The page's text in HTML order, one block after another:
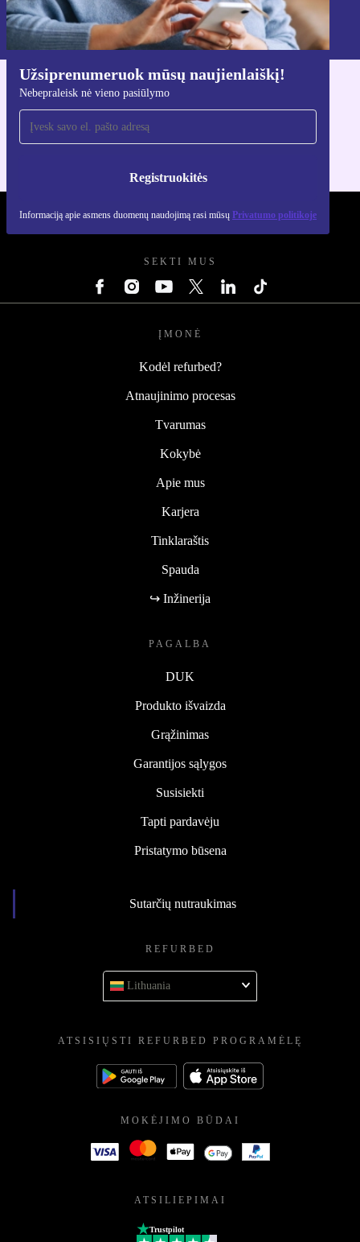
Užsiprenumeruok mūsų naujienlaiškį!
Nebepraleisk nė vieno pasiūlymo
Registruokitės
Informaciją apie asmens duomenų naudojimą rasi mūsų Privatumo politikoje
Informaciją apie asmens duomenų naudojimą rasi mūsų
Privatumo politikoje
Atsisiųsti refurbed programėlę
Skirta iOS ir Android
REFURBED LIETUVA - RETHINK NEW.
SEKTI MUS
ĮMONĖ
Kodėl refurbed?
Atnaujinimo procesas
Tvarumas
Kokybė
Apie mus
Karjera
Tinklaraštis
Spauda
↪ Inžinerija
PAGALBA
DUK
Produkto išvaizda
Grąžinimas
Garantijos sąlygos
Susisiekti
Tapti pardavėju
Pristatymo būsena
Sutarčių nutraukimas
REFURBED
Lithuania
ATSISIŲSTI REFURBED PROGRAMĖLĘ
MOKĖJIMO BŪDAI
ATSILIEPIMAI
Trustpilot